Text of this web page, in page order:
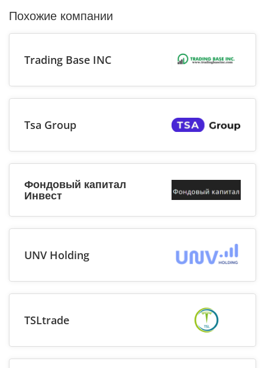
Похожие компании
Trading Base INC
Tsa Group
Фондовый капитал
Инвест
UNV Holding
TSLtrade